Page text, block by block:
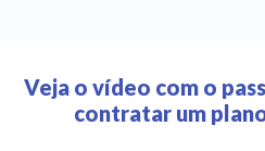
Veja o vídeo com o
contratar um